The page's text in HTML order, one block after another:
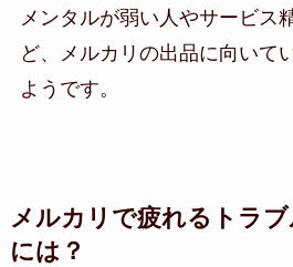
メンタルが弱い人やサービス
ど、メルカリの出品に向いて
ようです。
メルカリで疲れるトラ
には？